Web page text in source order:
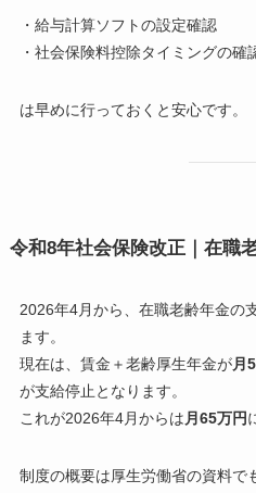
・給与計算ソフトの設定確認
・社会保険料控除タイミングの確
は早めに行っておくと安心です。
令和8年社会保険改正｜在職
2026年4月から、在職老齢年金の
ます。
現在は、賃金＋老齢厚生年金が月
が支給停止となります。
これが2026年4月からは月65万円
制度の概要は厚生労働省の資料で